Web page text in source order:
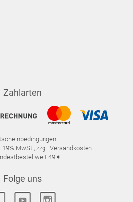
Zahlarten
MwSt., zzgl. Versandkosten
49 €
Folge uns